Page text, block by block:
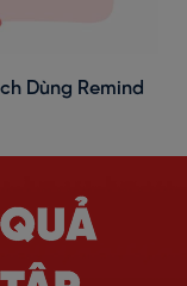
Dùng Remind